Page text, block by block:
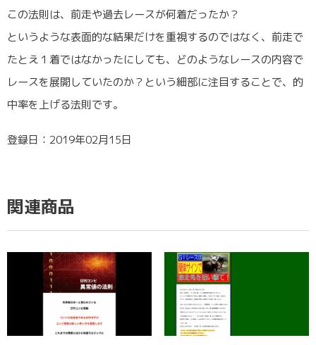
この法則は、前走や過去レースが何着だったか？
というような表面的な結果だけを重視するのではなく、前走で
たとえ１着ではなかったにしても、どのようなレースの内容で
レースを展開していたのか？という細部に注目することで、的
中率を上げる法則です。
登録日：2019年02月15日
関連商品